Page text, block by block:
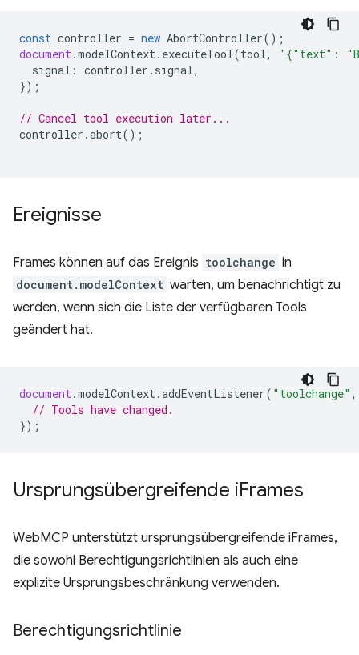
const controller = new AbortController();
document.modelContext. executeTool(tool,
'{"text":
signal : controller . signal,
});
// Cancel tool execution later...
controller .abort();
Ereignisse
Frames können auf das Ereignis toolchange in
document.modelContext warten, um benachrichtigt zu
werden, wenn sich die Liste der verfügbaren Tools
geändert hat.
document.modelContext.addEventListener( "toolchange" ,
// Tools have changed.
});
Ursprungsübergreifende iFrames
WebMCP unterstützt ursprungsübergreifende iFrames,
die sowohl Berechtigungsrichtlinien als auch eine
explizite Ursprungsbeschränkung verwenden.
Berechtigungsrichtlinie